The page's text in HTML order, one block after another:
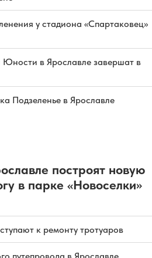
у стадиона «Спартаковец»
Юности в Ярославле завершат в
Подзеленье в Ярославле
построят новую
в парке «Новоселки»
к ремонту тротуаров
путепровода в Ярославле